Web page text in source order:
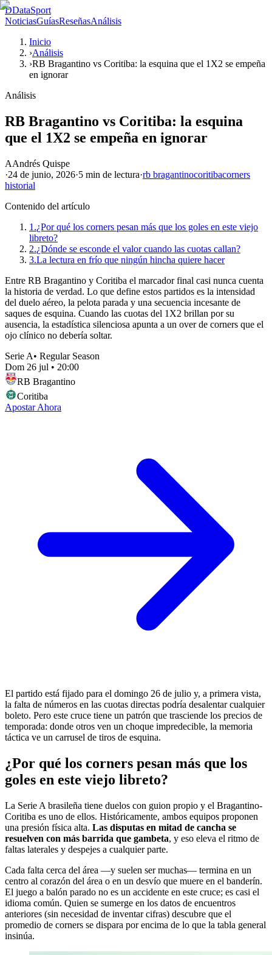
DDataSport
NoticiasGuíasReseñasAnálisis
Inicio
›Análisis
›RB Bragantino vs Coritiba: la esquina que el 1X2 se empeña
en ignorar
Análisis
RB Bragantino vs Coritiba: la esquina
que el 1X2 se empeña en ignorar
AAndrés Quispe
·24 de junio, 2026·5 min de lectura·rb bragantinocoritibacorners
historial
Contenido del artículo
1.¿Por qué los corners pesan más que los goles en este viejo
libreto?
2.¿Dónde se esconde el valor cuando las cuotas callan?
3.La lectura en frío que ningún hincha quiere hacer
Entre RB Bragantino y Coritiba el marcador final casi nunca cuenta
la historia de verdad. Lo que define estos partidos es la intensidad
del duelo aéreo, la pelota parada y una secuencia incesante de
saques de esquina. Cuando las cuotas del 1X2 brillan por su
ausencia, la estadística silenciosa apunta a un over de corners que el
ojo clínico no debería soltar.
Serie A• Regular Season
Dom 26 jul • 20:00
RB Bragantino
Coritiba
Apostar Ahora
El partido está fijado para el domingo 26 de julio y, a primera vista,
la falta de números en las cuotas directas podría desalentar cualquier
boleto. Pero este cruce tiene un patrón que trasciende los precios de
temporada: donde otros ven un choque impredecible, la memoria
táctica ve un carrusel de tiros de esquina.
¿Por qué los corners pesan más que los
goles en este viejo libreto?
La Serie A brasileña tiene duelos con guion propio y el Bragantino-
Coritiba es uno de ellos. Históricamente, ambos equipos proponen
una presión física alta. Las disputas en mitad de cancha se
resuelven con más barrida que gambeta, y eso eleva el ritmo de
faltas laterales y despejes a cualquier parte.
Cada falta cerca del área —y suelen ser muchas— termina en un
centro al corazón del área o en un desvío que muere en el banderín.
El juego a balón parado no es un accidente en este cruce; es casi el
idioma común. Quien se sumerge en los datos de encuentros
anteriores (sin necesidad de inventar cifras) descubre que el
promedio de corners se dispara por encima de lo que la tabla general
insinúa.